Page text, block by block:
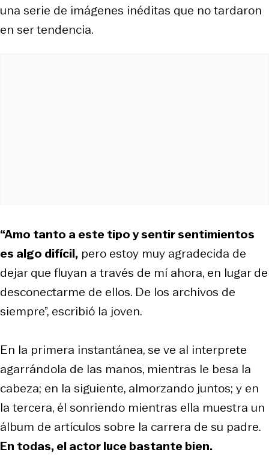
una serie de imágenes inéditas que no tardaron
en ser tendencia.
“Amo tanto a este tipo y sentir sentimientos
es algo difícil, pero estoy muy agradecida de
dejar que fluyan a través de mí ahora, en lugar de
desconectarme de ellos. De los archivos de
siempre”, escribió la joven.
En la primera instantánea, se ve al interprete
agarrándola de las manos, mientras le besa la
cabeza; en la siguiente, almorzando juntos; y en
la tercera, él sonriendo mientras ella muestra un
álbum de artículos sobre la carrera de su padre.
En todas, el actor luce bastante bien.